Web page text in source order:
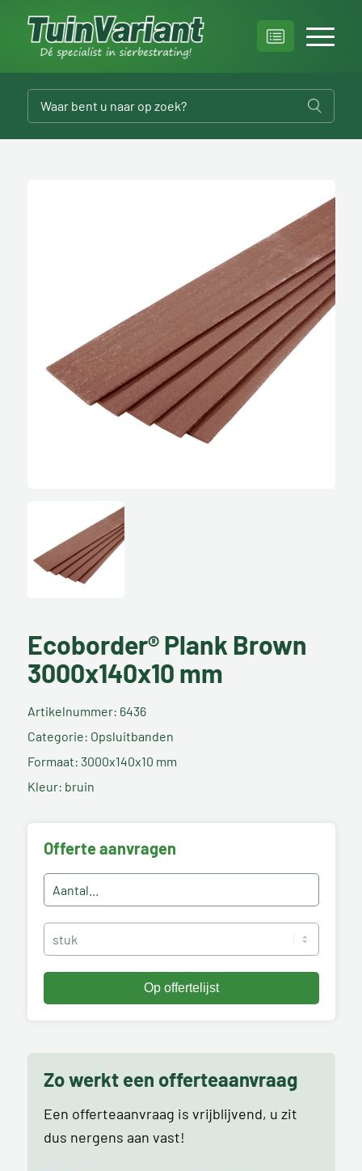
Ecoborder® Plank Brown
3000x140x10 mm
Artikelnummer: 6436
Categorie: Opsluitbanden
Formaat: 3000x140x10 mm
Kleur: bruin
Offerte aanvragen
Zo werkt een offerteaanvraag
Een offerteaanvraag is vrijblijvend, u zit
dus nergens aan vast!